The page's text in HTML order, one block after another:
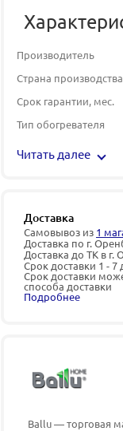
Производитель
Страна производства
Срок гарантии, мес.
Тип обогревателя
Читать далее
Доставка
Самовывоз из 1
Доставка по г.
Доставка до ТК в г.
Срок доставки 1 - 7
Срок доставки
способа доставки
Подробнее
Ballu — торговая